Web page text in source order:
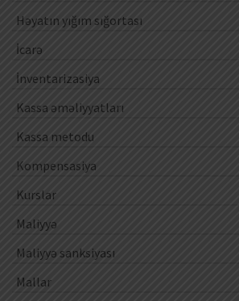
Həyatın yığım sığortası
İcarə
İnventarizasiya
Kassa əməliyyatları
Kassa metodu
Kompensasiya
Kurslar
Maliyyə
Maliyyə sanksiyası
Mallar